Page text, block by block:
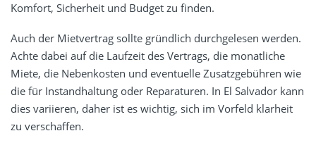
Komfort, Sicherheit und Budget zu finden.
Auch der Mietvertrag sollte gründlich durchgelesen werden.
Achte dabei auf die Laufzeit des Vertrags, die monatliche
Miete, die Nebenkosten und eventuelle Zusatzgebühren wie
die für Instandhaltung oder Reparaturen. In El Salvador kann
dies variieren, daher ist es wichtig, sich im Vorfeld klarheit
zu verschaffen.